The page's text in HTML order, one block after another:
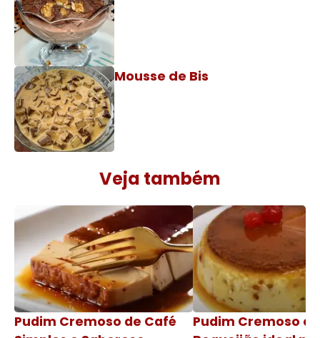
Mousse de Bis
Veja também
Pudim Cremoso de Café
Pudim Cremoso